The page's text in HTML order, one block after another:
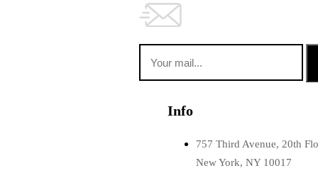
Info
757 Third Avenue, 20th
New York, NY 10017